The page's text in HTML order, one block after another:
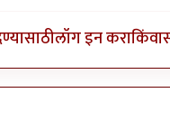
लॉग इन कराकिंवा